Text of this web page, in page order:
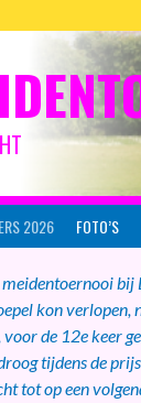
2026 FOTO’S
bij
kon verlopen,
de 12e keer
tijdens de
tot op een